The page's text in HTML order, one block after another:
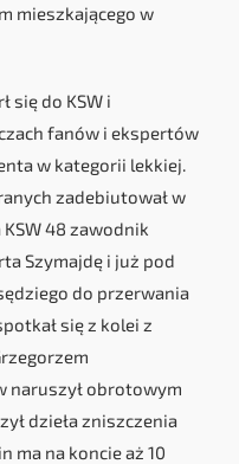
mieszkającego w
się do KSW i
fanów i ekspertów
w kategorii lekkiej.
zadebiutował w
48 zawodnik
Szymajdę i już pod
do przerwania
się z kolei z
naruszył obrotowym
dzieła zniszczenia
ma na koncie aż 10